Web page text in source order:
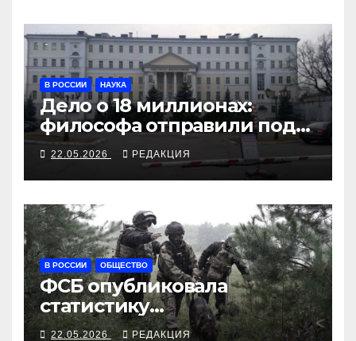
В РОССИИ НАУКА
Дело о 18 миллионах:
философа отправили под
арест за переводы
Аристотеля
22.05.2026 РЕДАКЦИЯ
В РОССИИ ОБЩЕСТВО
ФСБ опубликовала
статистику
предотвращений
22.05.2026 РЕДАКЦИЯ